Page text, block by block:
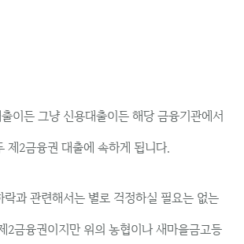
이든 그냥 신용대출이든 해당 금융기관에서
제2금융권 대출에 속하게 됩니다.
과 관련해서는 별로 걱정하실 필요는 없는
2금융권이지만 위의 농협이나 새마을금고등